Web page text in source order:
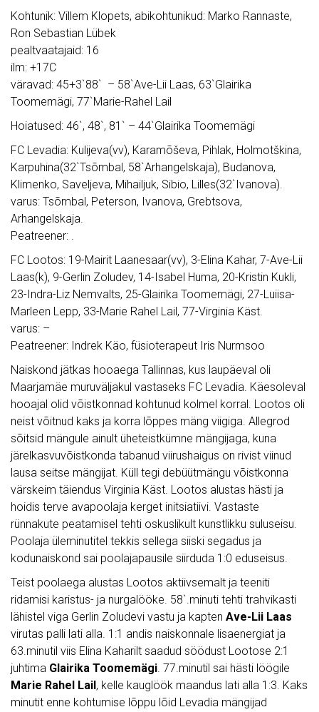
Kohtunik: Villem Klopets, abikohtunikud: Marko Rannaste,
Ron Sebastian Lübek
pealtvaatajaid: 16
ilm: +17C
väravad: 45+3`88` – 58`Ave-Lii Laas, 63`Glairika
Toomemägi, 77`Marie-Rahel Lail
Hoiatused: 46`, 48`, 81` – 44`Glairika Toomemägi
FC Levadia: Kulijeva(vv), Karamõševa, Pihlak, Holmotškina,
Karpuhina(32`Tsõmbal, 58`Arhangelskaja), Budanova,
Klimenko, Saveljeva, Mihailjuk, Sibio, Lilles(32`Ivanova).
varus: Tsõmbal, Peterson, Ivanova, Grebtsova,
Arhangelskaja.
Peatreener: .
FC Lootos: 19-Mairit Laanesaar(vv), 3-Elina Kahar, 7-Ave-Lii
Laas(k), 9-Gerlin Zoludev, 14-Isabel Huma, 20-Kristin Kukli,
23-Indra-Liz Nemvalts, 25-Glairika Toomemägi, 27-Luiisa-
Marleen Lepp, 33-Marie Rahel Lail, 77-Virginia Käst.
varus: –
Peatreener: Indrek Käo, füsioterapeut Iris Nurmsoo
Naiskond jätkas hooaega Tallinnas, kus laupäeval oli
Maarjamäe muruväljakul vastaseks FC Levadia. Käesoleval
hooajal olid võistkonnad kohtunud kolmel korral. Lootos oli
neist võitnud kaks ja korra lõppes mäng viigiga. Allegrod
sõitsid mängule ainult üheteistkümne mängijaga, kuna
järelkasvuvõistkonda tabanud viirushaigus on rivist viinud
lausa seitse mängijat. Küll tegi debüütmängu võistkonna
värskeim täiendus Virginia Käst. Lootos alustas hästi ja
hoidis terve avapoolaja kerget initsiatiivi. Vastaste
rünnakute peatamisel tehti oskuslikult kunstlikku suluseisu.
Poolaja üleminutitel tekkis sellega siiski segadus ja
kodunaiskond sai poolajapausile siirduda 1:0 eduseisus.
Teist poolaega alustas Lootos aktiivsemalt ja teeniti
ridamisi karistus- ja nurgalööke. 58`.minuti tehti trahvikasti
lähistel viga Gerlin Zoludevi vastu ja kapten Ave-Lii Laas
virutas palli lati alla. 1:1 andis naiskonnale lisaenergiat ja
63.minutil viis Elina Kaharilt saadud söödust Lootose 2:1
juhtima Glairika Toomemägi. 77.minutil sai hästi löögile
Marie Rahel Lail, kelle kauglöök maandus lati alla 1:3. Kaks
minutit enne kohtumise lõppu lõid Levadia mängijad